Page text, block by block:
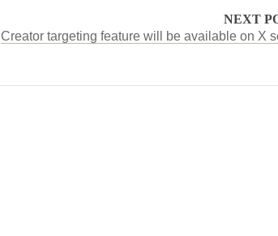
NEXT
Creator targeting feature will be available on X